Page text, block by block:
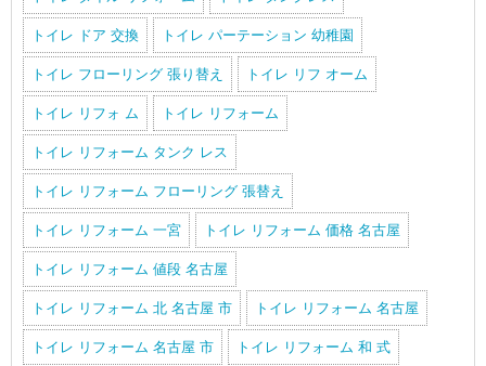
トイレ ドア 交換 トイレ パーテーション 幼稚園
トイレ フローリング 張り替え トイレ リフ オーム
トイレ リフォ ム トイレ リフォーム
トイレ リフォーム タンク レス
トイレ リフォーム フローリング 張替え
トイレ リフォーム 一宮 トイレ リフォーム 価格 名古屋
トイレ リフォーム 値段 名古屋
トイレ リフォーム 北 名古屋 市 トイレ リフォーム 名古屋
トイレ リフォーム 名古屋 市 トイレ リフォーム 和 式